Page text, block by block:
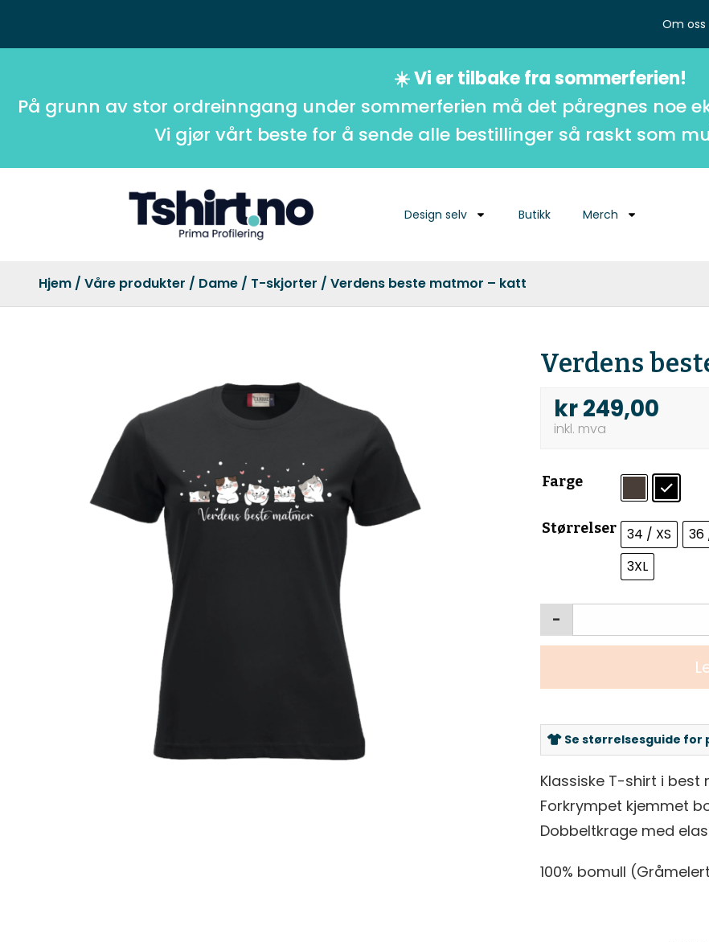
Om oss
☀️ Vi er tilbake fra sommerferien!
På grunn av stor ordreinngang under sommerferien må det påregnes noe
Vi gjør vårt beste for å sende alle bestillinger så raskt som
Design selv Butikk Merch
Hjem / Våre produkter / Dame / T-skjorter / Verdens beste matmor – katt
Verdens
kr249,00
Farge
Størrelser 34 / XS 36
3XL
-
Se størrelsesguide for
Klassiske T-shirt i
Forkrympet kjemmet
Dobbeltkrage med
100% bomull